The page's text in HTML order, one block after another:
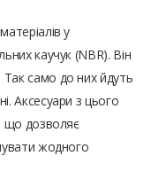
у
каучук (NBR). Він
само до них йдуть
Аксесуари з цього
що дозволяє
жодного